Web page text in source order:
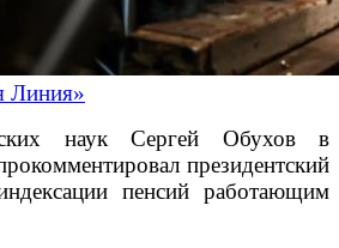
Линия»
наук Сергей Обухов в
президентский
пенсий работающим